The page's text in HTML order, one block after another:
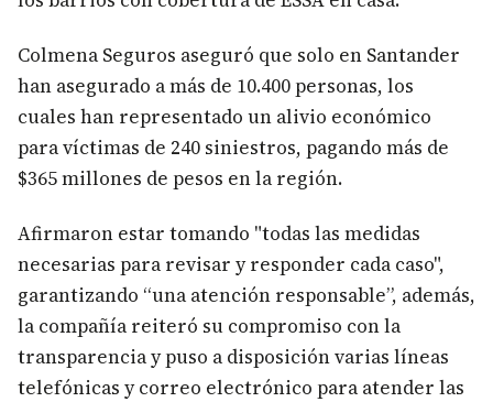
Colmena Seguros aseguró que solo en Santander
han asegurado a más de 10.400 personas, los
cuales han representado un alivio económico
para víctimas de 240 siniestros, pagando más de
$365 millones de pesos en la región.
Afirmaron estar tomando "todas las medidas
necesarias para revisar y responder cada caso",
garantizando “una atención responsable”, además,
la compañía reiteró su compromiso con la
transparencia y puso a disposición varias líneas
telefónicas y correo electrónico para atender las